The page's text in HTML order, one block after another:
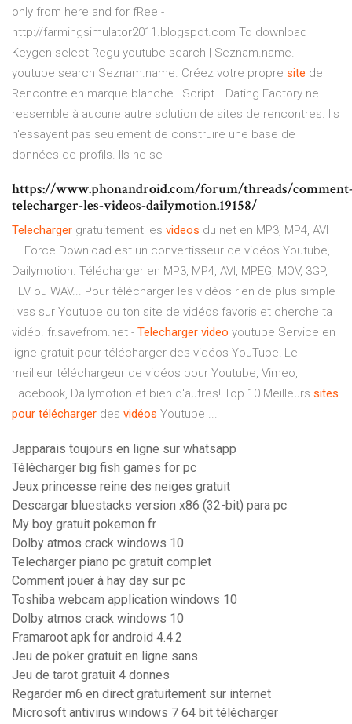
only from here and for fRee -
http://farmingsimulator2011.blogspot.com To download
Keygen select Regu youtube search | Seznam.name.
youtube search Seznam.name. Créez votre propre site de
Rencontre en marque blanche | Script… Dating Factory ne
ressemble à aucune autre solution de sites de rencontres. Ils
n'essayent pas seulement de construire une base de
données de profils. Ils ne se
https://www.phonandroid.com/forum/threads/
telecharger-les-videos-dailymotion.19158/
Telecharger gratuitement les videos du net en MP3, MP4, AVI
... Force Download est un convertisseur de vidéos Youtube,
Dailymotion. Télécharger en MP3, MP4, AVI, MPEG, MOV, 3GP,
FLV ou WAV... Pour télécharger les vidéos rien de plus simple
: vas sur Youtube ou ton site de vidéos favoris et cherche ta
vidéo. fr.savefrom.net - Telecharger video youtube Service en
ligne gratuit pour télécharger des vidéos YouTube! Le
meilleur téléchargeur de vidéos pour Youtube, Vimeo,
Facebook, Dailymotion et bien d'autres! Top 10 Meilleurs sites
pour télécharger des vidéos Youtube ...
Japparais toujours en ligne sur whatsapp
Télécharger big fish games for pc
Jeux princesse reine des neiges gratuit
Descargar bluestacks version x86 (32-bit) para pc
My boy gratuit pokemon fr
Dolby atmos crack windows 10
Telecharger piano pc gratuit complet
Comment jouer à hay day sur pc
Toshiba webcam application windows 10
Dolby atmos crack windows 10
Framaroot apk for android 4.4.2
Jeu de poker gratuit en ligne sans
Jeu de tarot gratuit 4 donnes
Regarder m6 en direct gratuitement sur internet
Microsoft antivirus windows 7 64 bit télécharger